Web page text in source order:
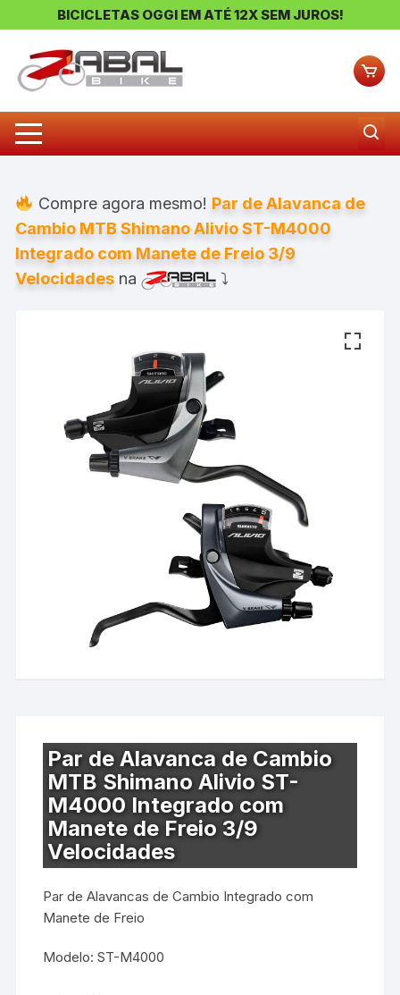
BICICLETAS OGGI EM ATÉ 12X SEM JUROS!
Compre agora mesmo! Par de Alavanca de
Cambio MTB Shimano Alivio ST-M4000
Integrado com Manete de Freio 3/9
Velocidades na ⤵
Par de Alavanca de Cambio
MTB Shimano Alivio ST-
M4000 Integrado com
Manete de Freio 3/9
Velocidades
Par de Alavancas de Cambio Integrado com
Manete de Freio
Modelo: ST-M4000